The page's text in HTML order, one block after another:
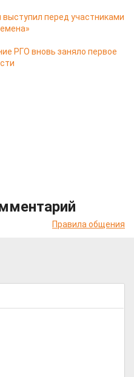
перед участниками
РГО вновь заняло первое
Правила общения